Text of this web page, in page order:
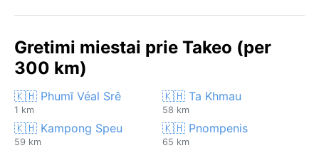
Gretimi miestai prie Takeo (per
300 km)
🇰🇭 Phumĭ Véal Srê
1 km
🇰🇭 Ta Khmau
58 km
🇰🇭 Kampong Speu
59 km
🇰🇭 Pnompenis
65 km